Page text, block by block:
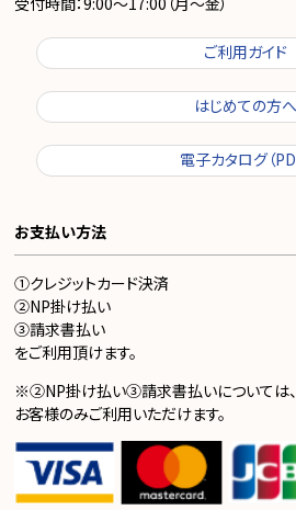
ご利用ガイド
はじめての方へ
電子カタログ（
お支払い方法
①クレジットカード決済
②NP掛け払い
③請求書払い
をご利用頂けます。
※②NP掛け払い③請求書払いについては
お客様のみご利用いただけます。